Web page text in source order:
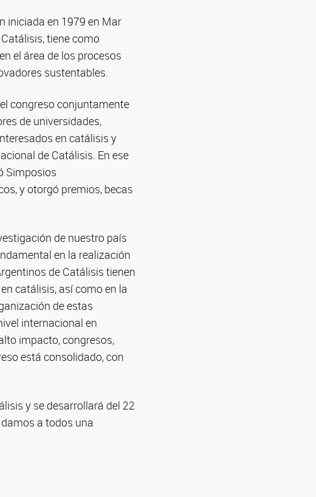
iniciada en 1979 en Mar
tiene como
el área de los procesos
sustentables.
congreso conjuntamente
de universidades,
en catálisis y
de Catálisis. En ese
Simposios
y otorgó premios, becas
de nuestro país
en la realización
de Catálisis tienen
catálisis, así como en la
de estas
internacional en
impacto, congresos,
está consolidado, con
y se desarrollará del 22
a todos una